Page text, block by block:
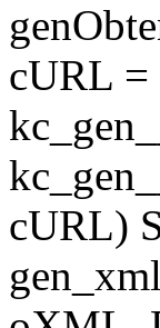
cURL =
cURL)